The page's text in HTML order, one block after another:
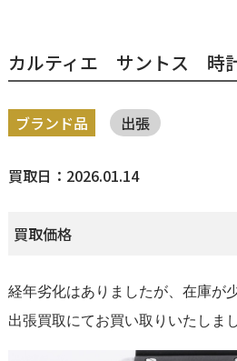
カルティエ サントス 時
ブランド品 出張
買取日：2026.01.14
買取価格
経年劣化はありましたが、在庫が
出張買取にてお買い取りいたしまし